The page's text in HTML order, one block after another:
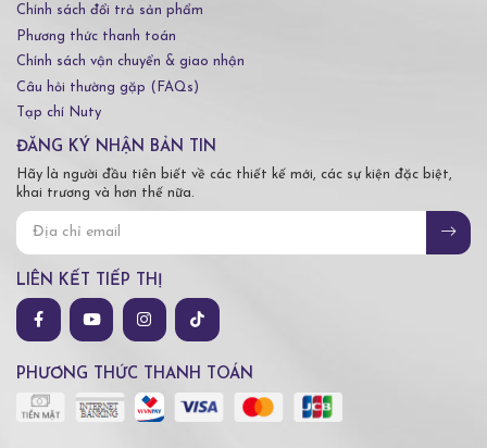
Chính sách đổi trả sản phẩm
Phương thức thanh toán
Chính sách vận chuyển & giao nhận
Câu hỏi thường gặp (FAQs)
Tạp chí Nuty
ĐĂNG KÝ NHẬN BẢN TIN
Hãy là người đầu tiên biết về các thiết kế mới, các sự kiện đặc biệt,
khai trương và hơn thế nữa.
LIÊN KẾT TIẾP THỊ
PHƯƠNG THỨC THANH TOÁN